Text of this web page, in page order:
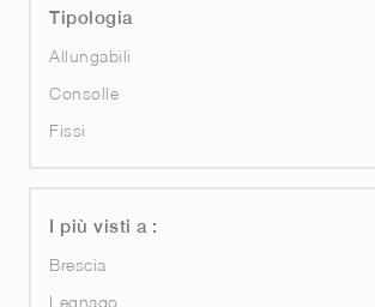
Tipologia
Allungabili
Consolle
Fissi
I più visti a :
Brescia
Legnago